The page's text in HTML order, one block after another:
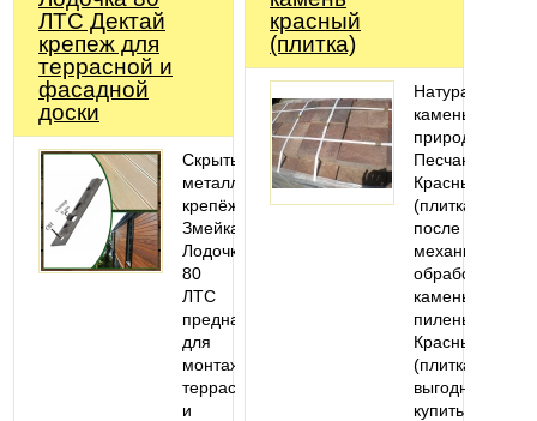
ЛТС Дектай
крепеж для
террасной и
фасадной
доски
Скрытый
металлический
крепёж
Змейка-
Лодочка
80
ЛТС
предназначен
для
монтажа
террасной
и
красный
(плитка)
Натуральный
камень
природный
Песчаник
Красный
(плитка)
после
механической
обработки,
камень
пиленый
Красный
(плитка)
выгодно
купить